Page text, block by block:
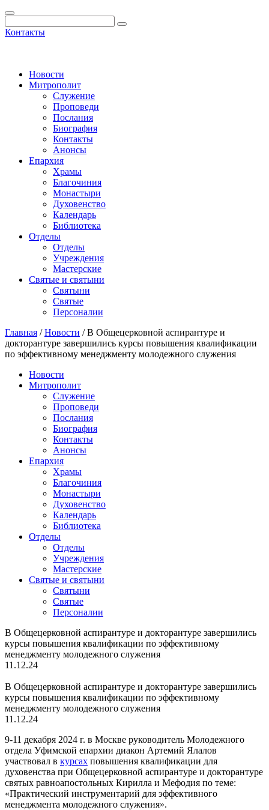
Контакты
Новости
Митрополит
Служение
Проповеди
Послания
Биография
Контакты
Анонсы
Епархия
Храмы
Благочиния
Монастыри
Духовенство
Календарь
Библиотека
Отделы
Отделы
Учреждения
Мастерские
Святые и святыни
Cвятыни
Cвятые
Персоналии
Главная /Новости /В Общецерковной аспирантуре и
докторантуре завершились курсы повышения квалификации
по эффективному менеджменту молодежного служения
Новости
Митрополит
Служение
Проповеди
Послания
Биография
Контакты
Анонсы
Епархия
Храмы
Благочиния
Монастыри
Духовенство
Календарь
Библиотека
Отделы
Отделы
Учреждения
Мастерские
Святые и святыни
Cвятыни
Cвятые
Персоналии
В Общецерковной аспирантуре и докторантуре завершились
курсы повышения квалификации по эффективному
менеджменту молодежного служения
11.12.24
В Общецерковной аспирантуре и докторантуре завершились
курсы повышения квалификации по эффективному
менеджменту молодежного служения
11.12.24
9-11 декабря 2024 г. в Москве руководитель Молодежного
отдела Уфимской епархии диакон Артемий Ялалов
участвовал в курсах повышения квалификации для
духовенства при Общецерковной аспирантуре и докторантуре
святых равноапостольных Кирилла и Мефодия по теме:
«Практический инструментарий для эффективного
менеджмента молодежного служения».